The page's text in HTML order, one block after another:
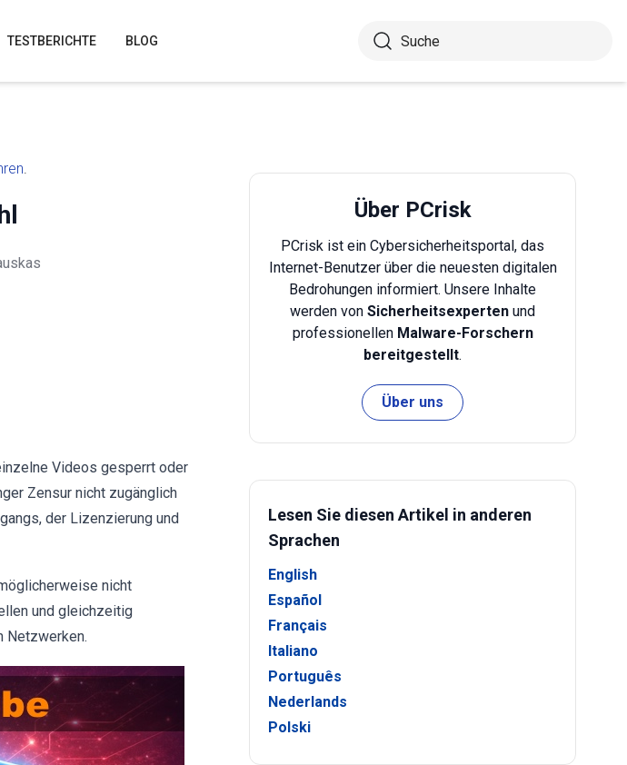
TESTBERICHTE BLOG
.
Videos gesperrt oder
Zensur nicht zugänglich
der Lizenzierung und
nicht
und gleichzeitig
Netzwerken.
Über PCrisk
PCrisk ist ein Cybersicherheitsportal, das
Internet-Benutzer über die neuesten digitalen
Bedrohungen informiert. Unsere Inhalte
werden von Sicherheitsexperten und
professionellen Malware-Forschern
bereitgestellt.
Über uns
Lesen Sie diesen Artikel in anderen
Sprachen
English
Español
Français
Italiano
Português
Nederlands
Polski